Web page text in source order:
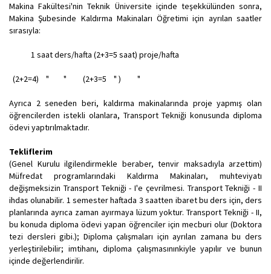
Makina Fakültesi'nin Teknik Üniversite içinde teşekkülünden sonra,
Makina Şubesinde Kaldırma Makinaları Öğretimi için ayrılan saatler
sırasıyla:
1 saat ders/hafta (2+3=5 saat) proje/hafta
(2+2=4) " " (2+3=5 " ) "
Ayrıca 2 seneden beri, kaldırma makinalarında proje yapmış olan
öğrencilerden istekli olanlara, Transport Tekniği konusunda diploma
ödevi yaptırılmaktadır.
Tekliflerim
(Genel Kurulu ilgilendirmekle beraber, tenvir maksadıyla arzettim)
Müfredat programlarındaki Kaldırma Makinaları, muhteviyatı
değişmeksizin Transport Tekniği - I'e çevrilmesi. Transport Tekniği - II
ihdas olunabilir. 1 semester haftada 3 saatten ibaret bu ders için, ders
planlarında ayrıca zaman ayırmaya lüzum yoktur. Transport Tekniği - II,
bu konuda diploma ödevi yapan öğrenciler için mecburi olur (Doktora
tezi dersleri gibi.); Diploma çalışmaları için ayrılan zamana bu ders
yerleştirilebilir; imtihanı, diploma çalışmasınınkiyle yapılır ve bunun
içinde değerlendirilir.